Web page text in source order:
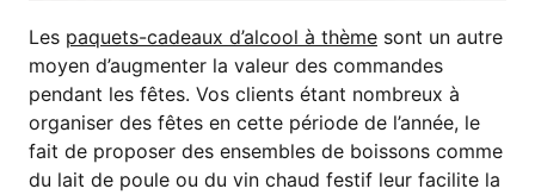
Les paquets-cadeaux d’alcool à thème sont un autre
moyen d’augmenter la valeur des commandes
pendant les fêtes. Vos clients étant nombreux à
organiser des fêtes en cette période de l’année, le
fait de proposer des ensembles de boissons comme
du lait de poule ou du vin chaud festif leur facilite la